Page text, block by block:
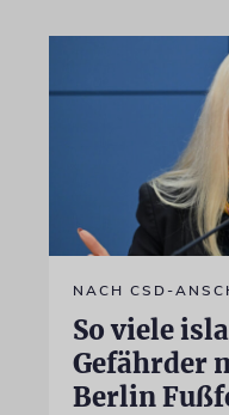
NACH CSD-
So viele
Gefährder
Berlin